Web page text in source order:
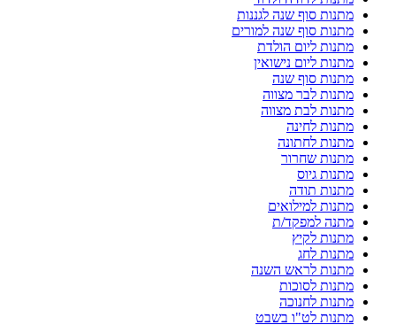
מתנות סוף שנה לגננות
מתנות סוף שנה למורים
מתנות ליום הולדת
מתנות ליום נישואין
מתנות סוף שנה
מתנות לבר מצווה
מתנות לבת מצווה
מתנות לחינה
מתנות לחתונה
מתנות שחרור
מתנות גיוס
מתנות תודה
מתנות למילואים
מתנה למפקד/ת
מתנות לקיץ
מתנות לחג
מתנות לראש השנה
מתנות לסוכות
מתנות לחנוכה
מתנות לט"ו בשבט